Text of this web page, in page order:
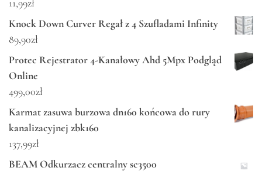
11,99zł
Knock Down Curver Regał z 4 Szufladami Infinity
89,90zł
Protec Rejestrator 4-Kanałowy Ahd 5Mpx Podgląd
Online
499,00zł
Karmat zasuwa burzowa dn160 końcowa do rury
kanalizacyjnej zbk160
137,99zł
BEAM Odkurzacz centralny sc3500